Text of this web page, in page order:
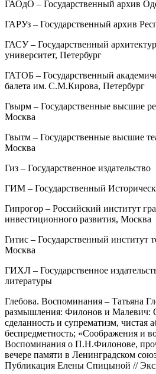
ГАОдО – Государственный архив
ГАРУз – Государственный архив
ГАСУ – Государственный
университет, Петербург
ГАТОБ – Государственный
балета им. С.М.Кирова, Петербург
Гвырм – Государственные высшие
Москва
Гвытм – Государственные высшие
Москва
Гиз – Государственное издательство
ГИМ – Государственный
Гипрогор – Российский институт
инвестиционного развития, Москва
Гитис – Государственный институт
Москва
ГИХЛ – Государственное
литературы
Глебова. Воспоминания – Татьяна
размышления: Филонов и Малевич:
сделанность и супрематизм, чистая
беспредметность; «Соображения и
Воспоминания о П.Н.Филонове,
вечере памяти в Ленинградском
Публикация Елены Спицыной //